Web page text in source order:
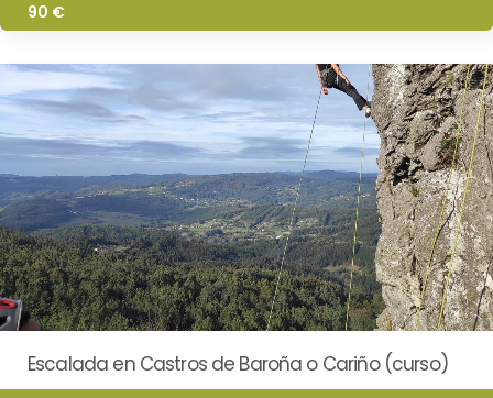
90 €
Escalada en Castros de Baroña o Cariño (curso)